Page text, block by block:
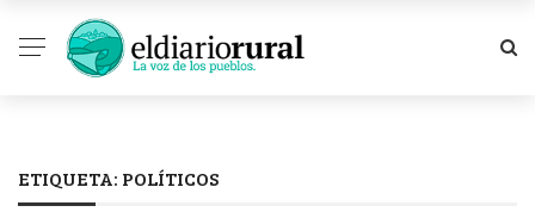
ETIQUETA: POLÍTICOS